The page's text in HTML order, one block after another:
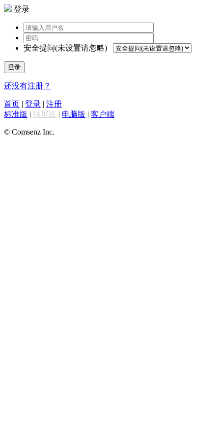
登录
安全提问(未设置请忽略)
登录
还没有注册？
首页 | 登录 | 注册
标准版 | 触屏版 | 电脑版 | 客户端
© Comsenz Inc.